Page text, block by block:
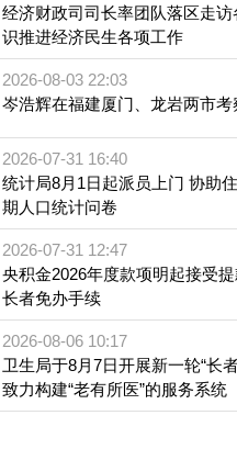
经济财政司司长率团队落区走
识推进经济民生各项工作
2026-08-03 22:03
岑浩辉在福建厦门、龙岩两市考
2026-07-31 16:40
统计局8月1日起派员上门 协助住户完成2026 中
期人口统计问卷
2026-07-31 12:47
央积金2026年度款项明起接受提款 合发放
长者免办手续
2026-08-06 10:17
卫生局于8月7日开展新一轮“长
致力构建“老有所医”的服务系统